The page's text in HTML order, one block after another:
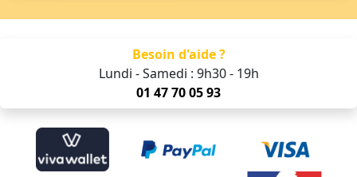
Besoin d'aide ?
Lundi - Samedi : 9h30 - 19h
01 47 70 05 93